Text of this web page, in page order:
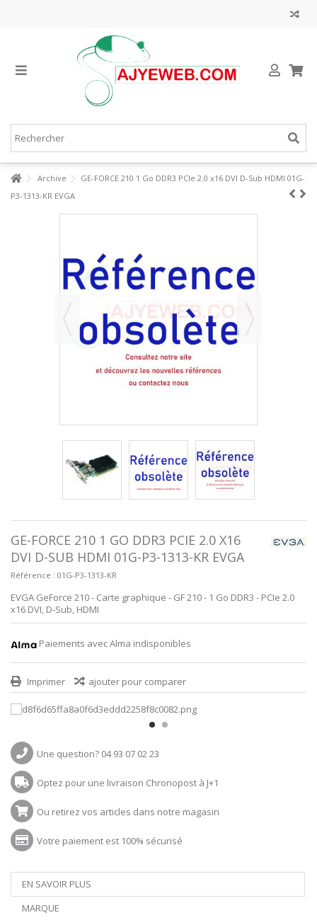
Archive
GE-FORCE 210 1 Go DDR3 PCIe 2.0 x16 DVI D-Sub HDMI 01G-
P3-1313-KR EVGA
GE-FORCE 210 1 GO DDR3 PCIE 2.0 X16
DVI D-SUB HDMI 01G-P3-1313-KR EVGA
Référence : 01G-P3-1313-KR
EVGA GeForce 210 - Carte graphique - GF 210 - 1 Go DDR3 - PCIe 2.0
x16 DVI, D-Sub, HDMI
Paiements avec Alma indisponibles
Imprimer ajouter pour comparer
Une question? 04 93 07 02 23
Optez pour une livraison Chronopost à J+1
Ou retirez vos articles dans notre magasin
Votre paiement est 100% sécurisé
EN SAVOIR PLUS
MARQUE